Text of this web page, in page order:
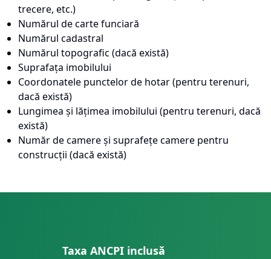
trecere, etc.)
Numărul de carte funciară
Numărul cadastral
Numărul topografic (dacă există)
Suprafața imobilului
Coordonatele punctelor de hotar (pentru terenuri,
dacă există)
Lungimea și lățimea imobilului (pentru terenuri, dacă
există)
Număr de camere și suprafețe camere pentru
construcții (dacă există)
Taxa ANCPI inclusă